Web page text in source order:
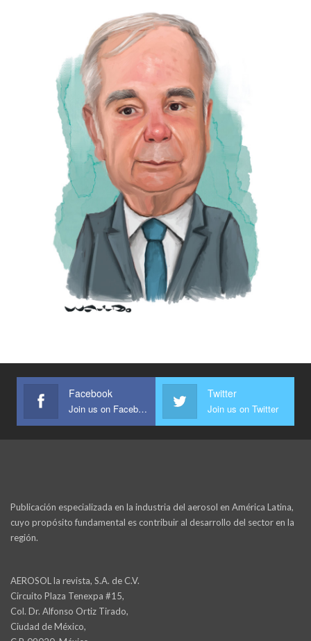
Facebook
Join us on Facebook
Twitter
Join us on Twitter
Publicación especializada en la industria del aerosol en América Latina,
cuyo propósito fundamental es contribuir al desarrollo del sector en la
región.
AEROSOL la revista, S.A. de C.V.
Circuito Plaza Tenexpa #15,
Col. Dr. Alfonso Ortiz Tirado,
Ciudad de México,